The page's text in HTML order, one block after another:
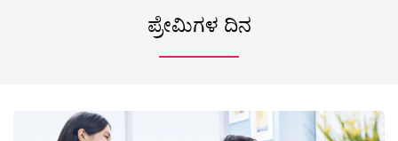
ಪ್ರೇಮಿಗಳ ದಿನ